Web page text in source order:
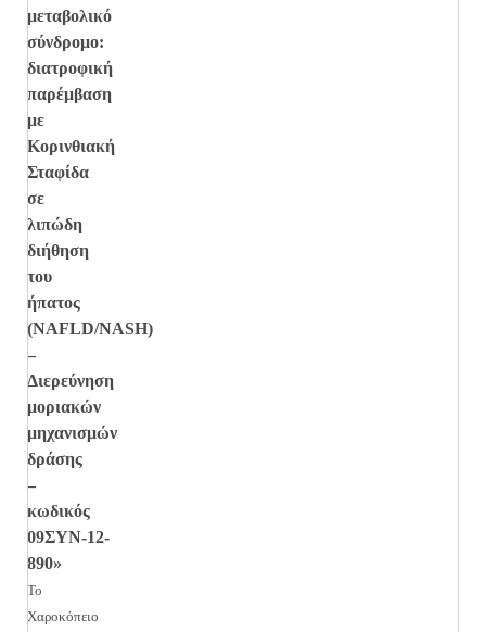
μεταβολικό
σύνδρομο:
διατροφική
παρέμβαση
με
Κορινθιακή
Σταφίδα
σε
λιπώδη
διήθηση
του
ήπατος
(NAFLD/NASH)
–
Διερεύνηση
μοριακών
μηχανισμών
δράσης
–
κωδικός
09ΣΥΝ-12-
890»
Το
Χαροκόπειο